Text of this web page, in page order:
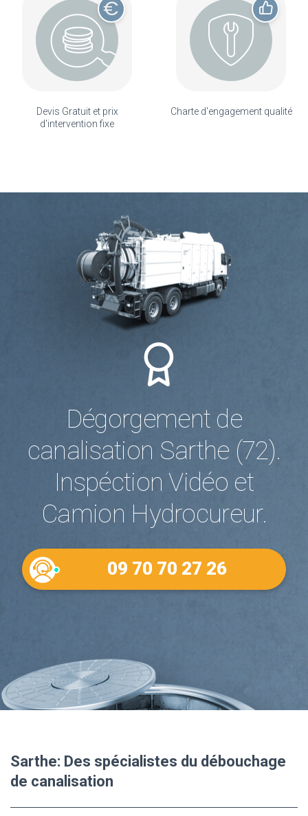
Devis Gratuit et prix
d'intervention fixe
Charte d'engagement qualité
Dégorgement de
canalisation Sarthe (72).
Inspéction Vidéo et
Camion Hydrocureur.
09 70 70 27 26
Sarthe: Des spécialistes du débouchage
de canalisation